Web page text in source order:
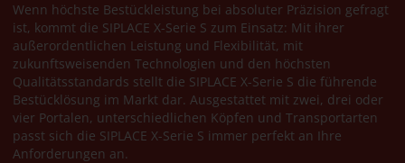
Wenn höchste Bestückleistung bei absoluter Präzision gefragt
ist, kommt die SIPLACE X-Serie S zum Einsatz: Mit ihrer
außerordentlichen Leistung und Flexibilität, mit
zukunftsweisenden Technologien und den höchsten
Qualitätsstandards stellt die SIPLACE X-Serie S die führende
Bestücklösung im Markt dar. Ausgestattet mit zwei, drei oder
vier Portalen, unterschiedlichen Köpfen und Transportarten
passt sich die SIPLACE X-Serie S immer perfekt an Ihre
Anforderungen an.